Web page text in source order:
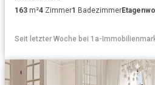
163 m²4 Zimmer1 Badezimmer
Seit letzter Woche bei 1a-